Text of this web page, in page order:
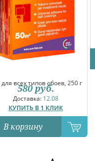
всех типов обоев, 250 г
Доставка: 12.08
КУПИТЬ В 1 КЛИК
580 руб.
В корзину